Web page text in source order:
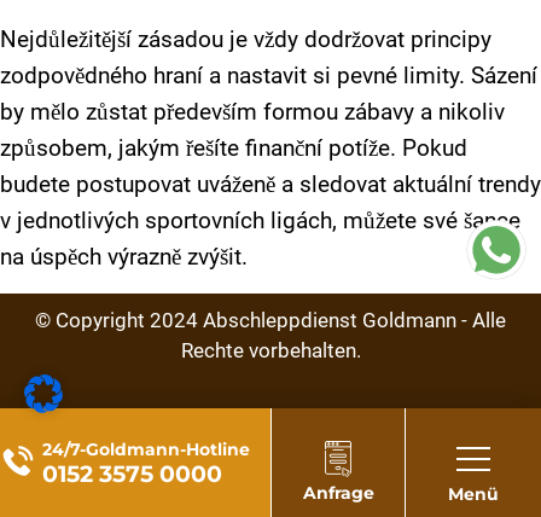
Nejdůležitější zásadou je vždy dodržovat principy
zodpovědného hraní a nastavit si pevné limity. Sázení
by mělo zůstat především formou zábavy a nikoliv
způsobem, jakým řešíte finanční potíže. Pokud
budete postupovat uváženě a sledovat aktuální trendy
v jednotlivých sportovních ligách, můžete své šance
na úspěch výrazně zvýšit.
© Copyright 2024 Abschleppdienst Goldmann - Alle
Rechte vorbehalten.
24/7-Goldmann-Hotline
0152 3575 0000
Anfrage Menü